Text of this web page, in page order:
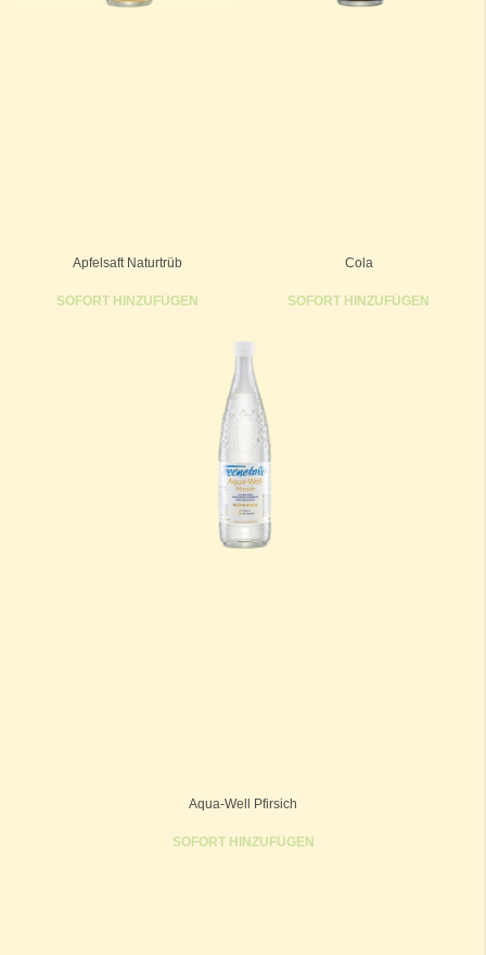
Apfelsaft Naturtrüb
SOFORT HINZUFÜGEN
Cola
SOFORT HINZUFÜGEN
Aqua-Well Pfirsich
SOFORT HINZUFÜGEN